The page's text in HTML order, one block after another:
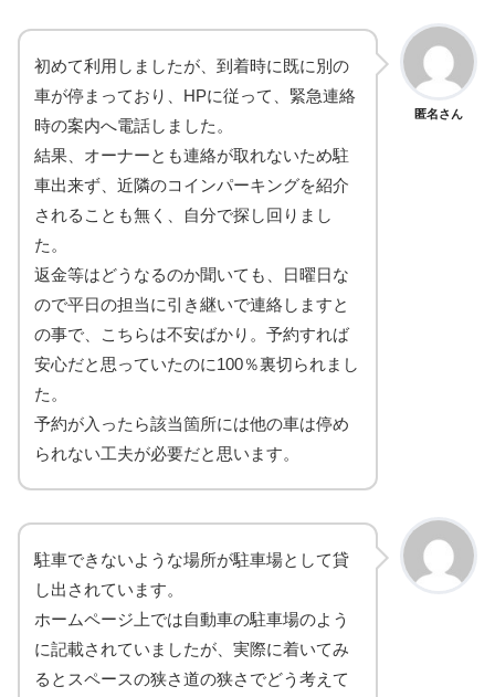
匿名さん
初めて利用しましたが、到着時に既に別の
車が停まっており、HPに従って、緊急連絡
時の案内へ電話しました。
結果、オーナーとも連絡が取れないため駐
車出来ず、近隣のコインパーキングを紹介
されることも無く、自分で探し回りまし
た。
返金等はどうなるのか聞いても、日曜日な
ので平日の担当に引き継いで連絡しますと
の事で、こちらは不安ばかり。予約すれば
安心だと思っていたのに100％裏切られまし
た。
予約が入ったら該当箇所には他の車は停め
られない工夫が必要だと思います。
駐車できないような場所が駐車場として貸
し出されています。
ホームページ上では自動車の駐車場のよう
に記載されていましたが、実際に着いてみ
るとスペースの狭さ道の狭さでどう考えて